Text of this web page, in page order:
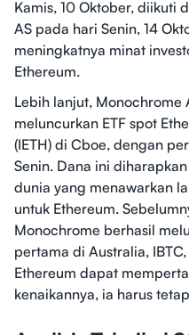
Kamis, 10 Oktober, diikuti
AS pada hari Senin, 14
meningkatnya minat
Ethereum.
Lebih lanjut, Monochrome
meluncurkan ETF spot
(IETH) di Cboe, dengan
Senin. Dana ini
dunia yang menawarkan
untuk Ethereum.
Monochrome berhasil
pertama di Australia,
Ethereum dapat
kenaikannya, ia harus